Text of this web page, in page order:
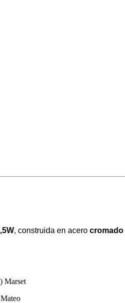
, construida en acero cromado
Marset